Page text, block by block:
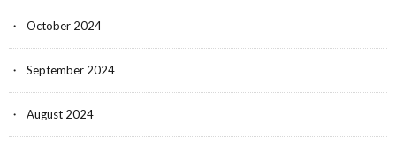
October 2024
September 2024
August 2024